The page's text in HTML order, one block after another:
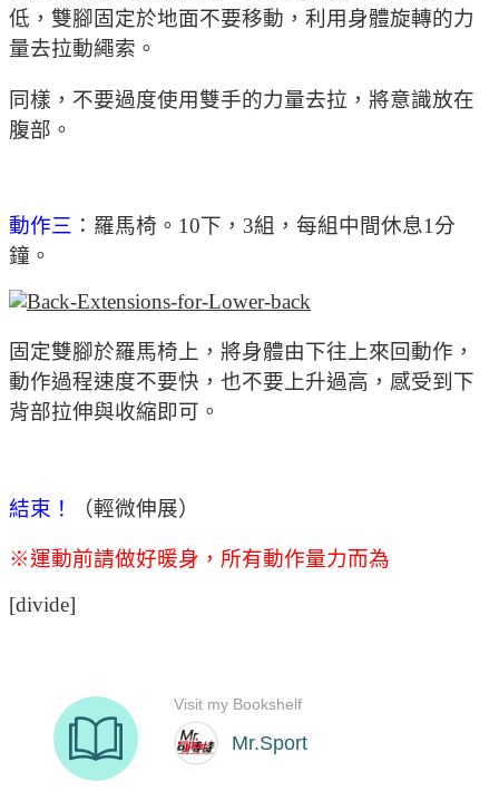
低，雙腳固定於地面不要移動，利用身體旋轉的力
量去拉動繩索。
同樣，不要過度使用雙手的力量去拉，將意識放在
腹部。
動作三 ：羅馬椅。10下，3組，每組中間休息1分
鐘。
固定雙腳於羅馬椅上，將身體由下往上來回動作，
動作過程速度不要快，也不要上升過高，感受到下
背部拉伸與收縮即可。
結束！ （輕微伸展）
※運動前請做好暖身，所有動作量力而為
[divide]